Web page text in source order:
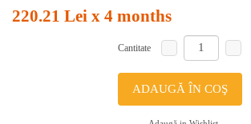
220.21 Lei x 4 months
Cantitate
ADAUGĂ ÎN COŞ